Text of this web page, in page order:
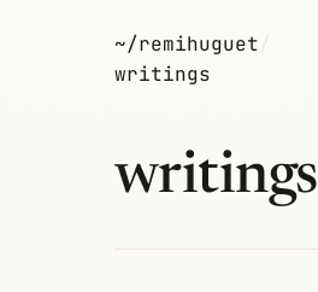
~/remihuguet/
writings
writings